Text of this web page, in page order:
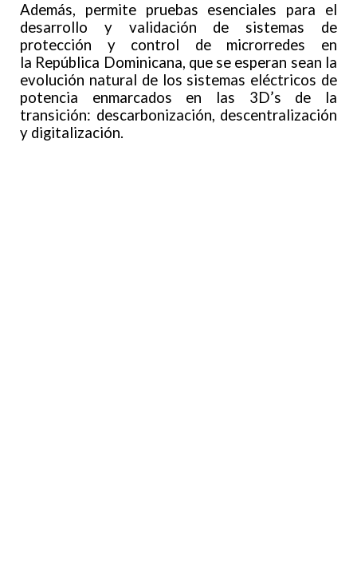
Además, permite pruebas esenciales para el
desarrollo y validación de sistemas de
protección y control de microrredes en
la República Dominicana, que se esperan sean la
evolución natural de los sistemas eléctricos de
potencia enmarcados en las 3D’s de la
transición: descarbonización, descentralización
y digitalización.